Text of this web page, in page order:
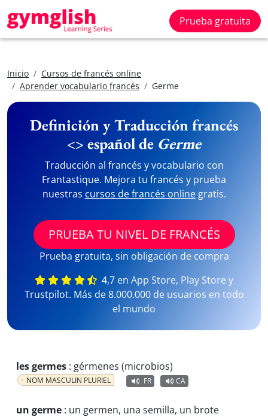
Prueba gratuita
Inicio
Cursos de francés online
Aprender vocabulario francés
Germe
Definición y Traducción francés
<> español de Germe
Traducción al francés y vocabulario con
Frantastique. Mejora tu francés y prueba
nuestras cursos de francés onlinegratis.
PRUEBA TU NIVEL DE FRANCÉS
Prueba gratuita, sin obligación de compra
4,7 en App Store, Play Store y
Trustpilot. Más de 8.000.000 de usuarios en todo
el mundo
les germes : gérmenes (microbios)
NOM MASCULIN PLURIEL FR CA
un germe : un germen, una semilla, un brote